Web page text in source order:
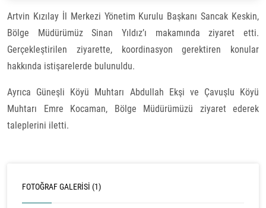
Artvin Kızılay İl Merkezi Yönetim Kurulu Başkanı Sancak Keskin,
Bölge Müdürümüz Sinan Yıldız’ı makamında ziyaret etti.
Gerçekleştirilen ziyarette, koordinasyon gerektiren konular
hakkında istişarelerde bulunuldu.
Ayrıca Güneşli Köyü Muhtarı Abdullah Ekşi ve Çavuşlu Köyü
Muhtarı Emre Kocaman, Bölge Müdürümüzü ziyaret ederek
taleplerini iletti.
FOTOĞRAF GALERISI (1)